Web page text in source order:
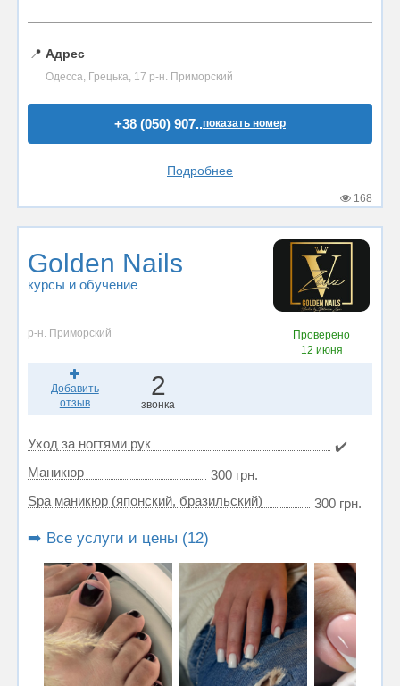
📍 Адрес
Одесса, Грецька, 17 р-н. Приморский
+38 (050) 907..показать номер
Подробнее
168
Golden Nails
курсы и обучение
р-н. Приморский
Проверено
12 июня
Добавить
отзыв
2
звонка
Уход за ногтями рук
✔️
Маникюр
300 грн.
Spa маникюр (японский, бразильский)
300 грн.
➡️ Все услуги и цены (12)